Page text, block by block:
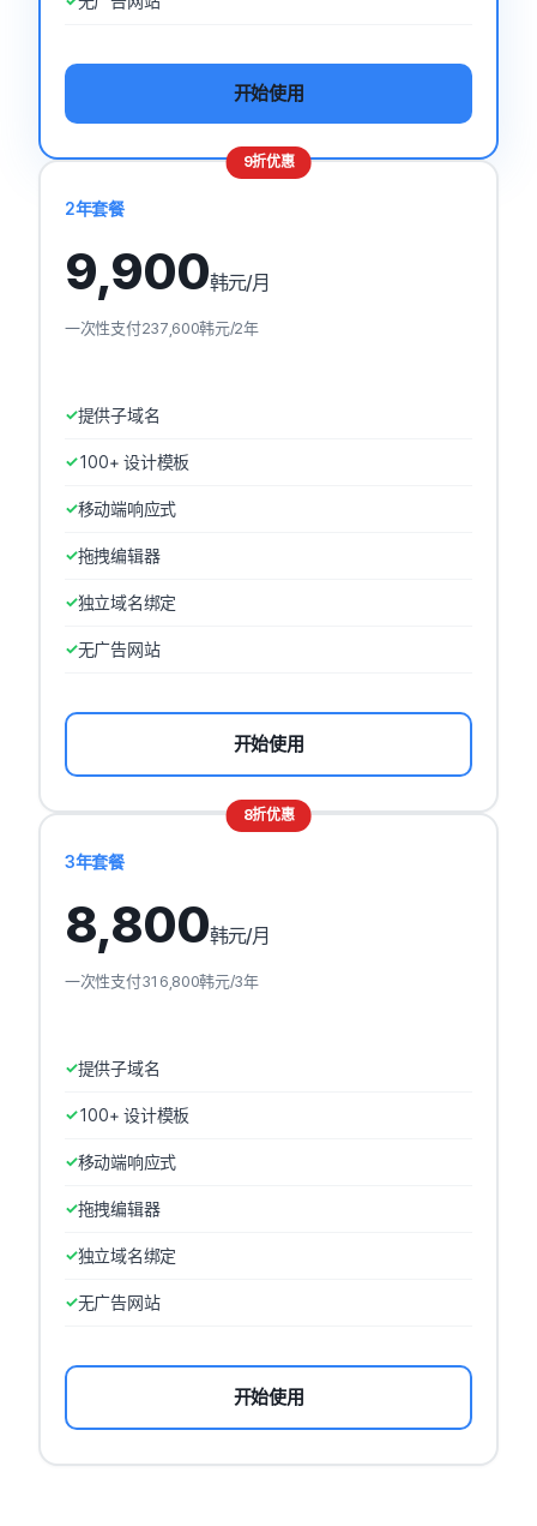
开始使用
9折优惠
2年套餐
9,900韩元/月
一次性支付237,600韩元/2年
提供子域名
100+ 设计模板
移动端响应式
拖拽编辑器
独立域名绑定
无广告网站
开始使用
8折优惠
3年套餐
8,800韩元/月
一次性支付316,800韩元/3年
提供子域名
100+ 设计模板
移动端响应式
拖拽编辑器
独立域名绑定
无广告网站
开始使用